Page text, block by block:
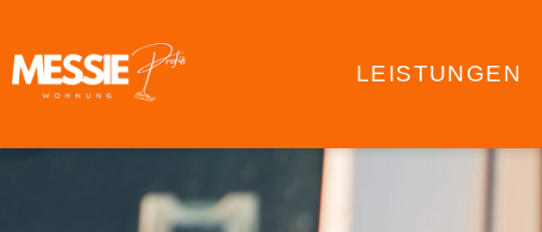
LEISTUNGEN